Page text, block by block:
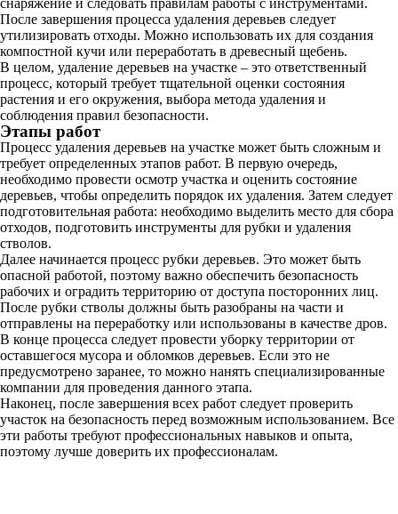
После завершения процесса удаления деревьев следует
утилизировать отходы. Можно использовать их для создания
компостной кучи или переработать в древесный щебень.
В целом, удаление деревьев на участке – это ответственный
процесс, который требует тщательной оценки состояния
растения и его окружения, выбора метода удаления и
соблюдения правил безопасности.
Этапы работ
Процесс удаления деревьев на участке может быть сложным и
требует определенных этапов работ. В первую очередь,
необходимо провести осмотр участка и оценить состояние
деревьев, чтобы определить порядок их удаления. Затем следует
подготовительная работа: необходимо выделить место для сбора
отходов, подготовить инструменты для рубки и удаления
стволов.
Далее начинается процесс рубки деревьев. Это может быть
опасной работой, поэтому важно обеспечить безопасность
рабочих и оградить территорию от доступа посторонних лиц.
После рубки стволы должны быть разобраны на части и
отправлены на переработку или использованы в качестве дров.
В конце процесса следует провести уборку территории от
оставшегося мусора и обломков деревьев. Если это не
предусмотрено заранее, то можно нанять специализированные
компании для проведения данного этапа.
Наконец, после завершения всех работ следует проверить
участок на безопасность перед возможным использованием. Все
эти работы требуют профессиональных навыков и опыта,
поэтому лучше доверить их профессионалам.